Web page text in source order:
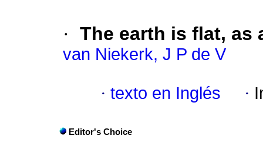
· The earth is flat, as
van Niekerk, J P de V
· texto en Inglés ·
Editor's Choice